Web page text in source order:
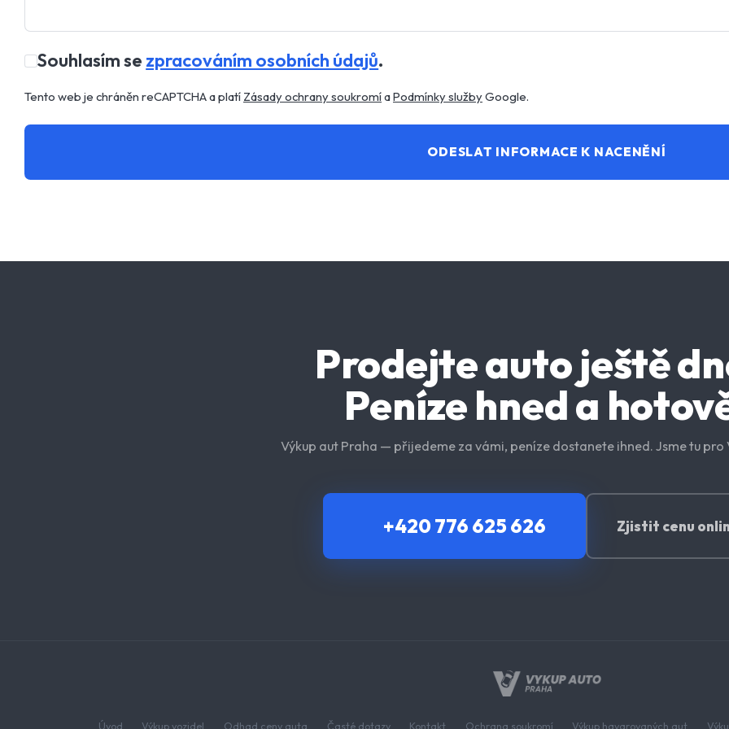
Souhlasím se zpracováním osobních údajů.
Tento web je chráněn reCAPTCHA a platí Zásady ochrany soukromíaPodmínky službyGoogle.
ODESLAT INFORMACE K NACENĚNÍ
Prodejte auto ještě
Peníze hned a
Výkup aut Praha — přijedeme za vámi, peníze dostanete ihned. Jsme tu pro
+420 776 625 626 Zjistit cenu
Úvod Výkup vozidel Odhad ceny auta Časté dotazy Kontakt Ochrana soukromí Výkup havarovaných aut